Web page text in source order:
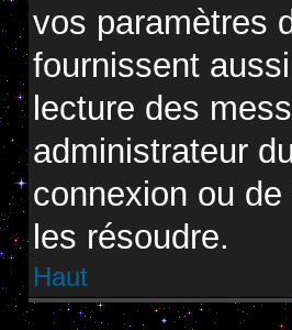
vos paramètres
fournissent
lecture des
administrateur
connexion ou
les résoudre.
Haut